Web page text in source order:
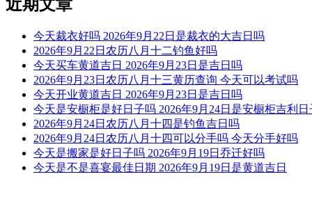
近期文章
今天裁衣好吗 2026年9月22日是裁衣的大吉日吗
2026年9月22日农历八月十二钓鱼好吗
今天买车黄道吉日 2026年9月23日是吉日吗
2026年9月23日农历八月十三黄历查询 今天可以考试吗
今天开业黄道吉日 2026年9月23日是吉日吗
今天是安橱柜是好日子吗 2026年9月24日是安橱柜吉利日
2026年9月24日农历八月十四是钓鱼吉日吗
2026年9月24日农历八月十四可以分手吗 今天分手好吗
今天是搬家是好日子吗 2026年9月19日乔迁好吗
今天是不是喜宴最佳日期 2026年9月19日是黄道吉日